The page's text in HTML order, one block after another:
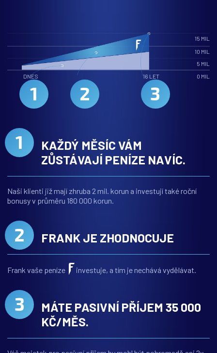
DNES 16 LET
15 MIL
10 MIL
5 MIL
0 MIL
1 2 3
1
KAŽDÝ MĚSÍC VÁM
ZŮSTÁVAJÍ PENÍZE NAVÍC.
Naši klienti již mají zhruba 2 mil. korun a investují také roční
bonusy v průměru 180 000 korun.
2 FRANK JE ZHODNOCUJE
Frank vaše peníze investuje, a tím je nechává vydělávat.
3 MÁTE PASIVNÍ PŘÍJEM 35 000
KČ/MĚS.